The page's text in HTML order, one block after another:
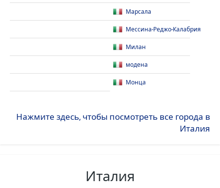
Марсала
Мессина-Реджо-Калабрия
Милан
модена
Монца
Нажмите здесь, чтобы посмотреть все города в
Италия
Италия